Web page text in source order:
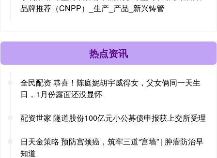
品牌推荐（CNPP）_生产_产品_新兴铸管
热点资讯
全民配资 恭喜！陈庭妮胡宇威得女，父女俩同一天生
日，1月份露面还没显怀
配资世家 隧道股份100亿元小公募债申报获上交所受理
日天金策略 预防宫颈癌，筑牢三道“宫墙” | 肿瘤防治早
知道